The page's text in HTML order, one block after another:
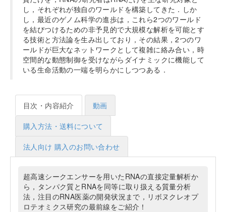
し，それぞれが独自のワールドを構築してきた．しか
し，最近のゲノム科学の進歩は，これら2つのワールド
を結びつけるための非予見的で大規模な解析を可能とす
る技術と方法論を生み出しており，その結果，2つのワ
ールドが巨大なネットワークとして複雑に絡み合い，時
空間的な動態制御を受けながらダイナミックに機能して
いる生命活動の一端を明らかにしつつある．
目次・内容紹介 動画
購入方法・送料について
法人向け 購入のお問い合わせ
超高速シークエンサーを用いたRNAの直接定量解析か
ら，タンパク質とRNAを同等に取り扱える質量分析
法，注目のRNA医薬の開発状況まで，リボヌクレオプ
ロテオミクス研究の最前線をご紹介！